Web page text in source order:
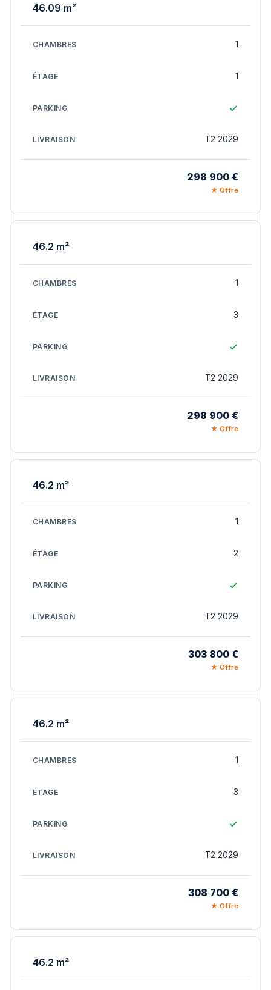
46.09 m²
1
1
T2 2029
298 900 €
★ Offre
46.2 m²
1
3
T2 2029
298 900 €
★ Offre
46.2 m²
1
2
T2 2029
303 800 €
★ Offre
46.2 m²
1
3
T2 2029
308 700 €
★ Offre
46.2 m²